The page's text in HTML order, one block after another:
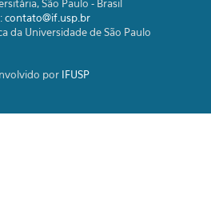
São Paulo - Brasil
contato@if.usp.br
da Universidade de São Paulo
por IFUSP